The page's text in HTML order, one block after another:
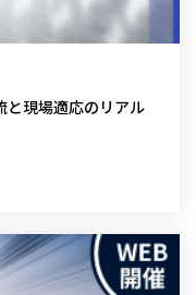
と現場適応のリアル